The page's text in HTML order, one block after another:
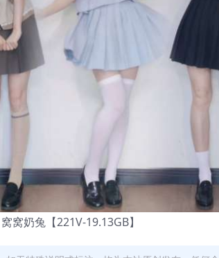
窝奶兔【221V-19.13GB】